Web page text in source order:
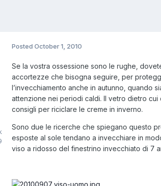
Posted October 1, 2010
Se la vostra ossessione sono le rughe,
accortezze che bisogna seguire, per
l’invecchiamento anche in autunno, quando
attenzione nei periodi caldi. Il vetro dietro cui
consigli per riciclare le creme in inverno.
Sono due le ricerche che spiegano questo
esposte al sole tendano a invecchiare in
viso a ridosso del finestrino invecchiato di 7